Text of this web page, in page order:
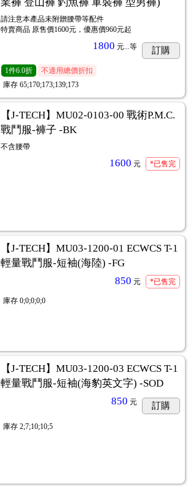
請注意本產品未附贈腰帶等配件
特賣商品 原售價1600元，優惠價960元起
1800 元... 等 訂購
1件6.0折
不適用總價折扣
庫存 65;170;173;139;173
【J-TECH】MU02-0103-00 戰術P.M.C.
戰鬥服-褲子 -BK
不含腰帶
1600 元 *已售完
【J-TECH】MU03-1200-01 ECWCS T-1
輕量戰鬥服-短袖(海陸) -FG
850 元 *已售完
庫存 0;0;0;0;0
【J-TECH】MU03-1200-03 ECWCS T-1
輕量戰鬥服-短袖(海豹英文字) -SOD
850 元 訂購
庫存 2;7;10;10;5